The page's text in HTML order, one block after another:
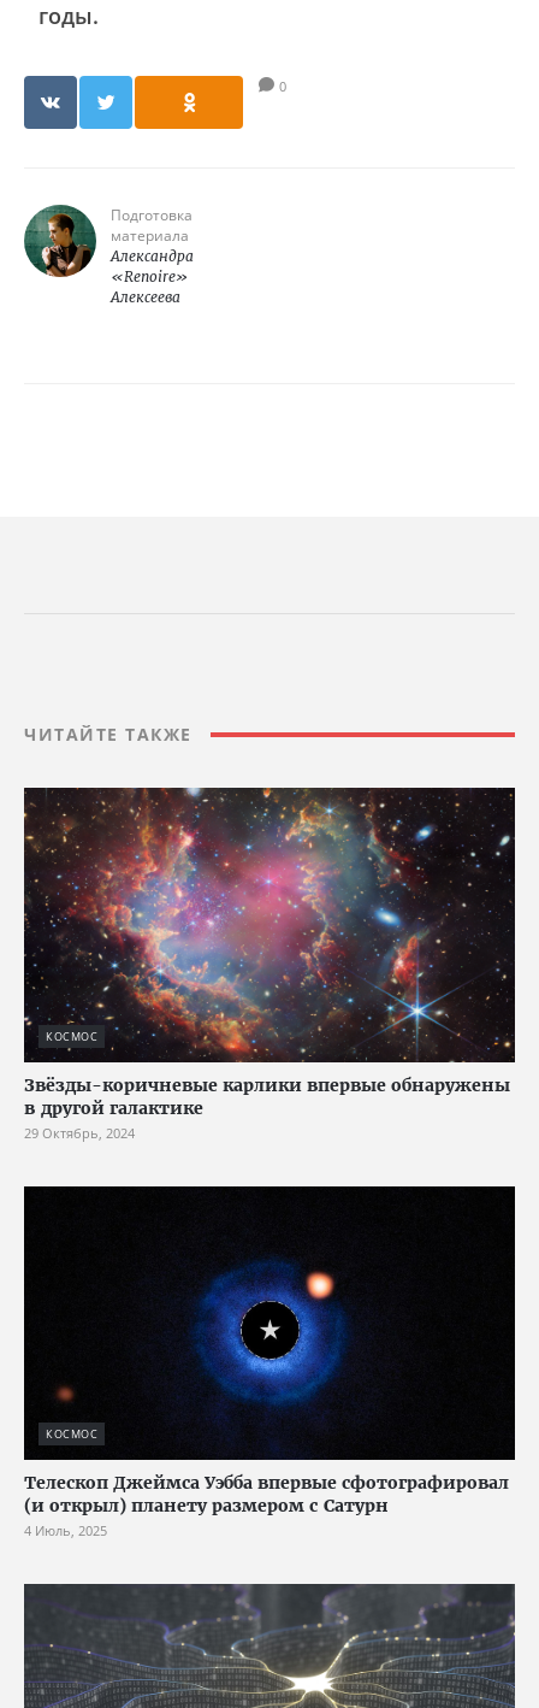
годы.
0
Подготовка
материала
Александра
«Renoire»
Алексеева
ЧИТАЙТЕ ТАКЖЕ
КОСМОС
Звёзды-коричневые карлики впервые обнаружены
в другой галактике
29 Октябрь, 2024
КОСМОС
Телескоп Джеймса Уэбба впервые сфотографировал
(и открыл) планету размером с Сатурн
4 Июль, 2025